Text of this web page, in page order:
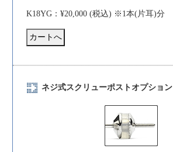
K18YG：¥20,000 (税込) ※1本(片耳)分
ネジ式スクリューポストオプション